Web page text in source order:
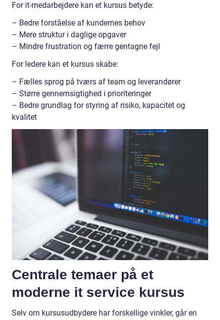
For it-medarbejdere kan et kursus betyde:
– Bedre forståelse af kundernes behov
– Mere struktur i daglige opgaver
– Mindre frustration og færre gentagne fejl
For ledere kan et kursus skabe:
– Fælles sprog på tværs af team og leverandører
– Større gennemsigtighed i prioriteringer
– Bedre grundlag for styring af risiko, kapacitet og
kvalitet
Centrale temaer på et
moderne it service kursus
Selv om kursusudbydere har forskellige vinkler, går en